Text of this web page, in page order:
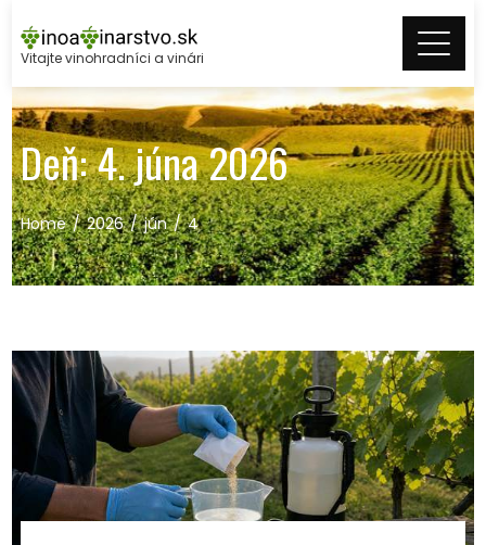
to
content
Vitajte vinohradníci a vinári
Deň:4. júna 2026
Home 2026 jún 4